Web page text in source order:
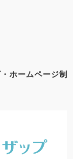
ホームページ制